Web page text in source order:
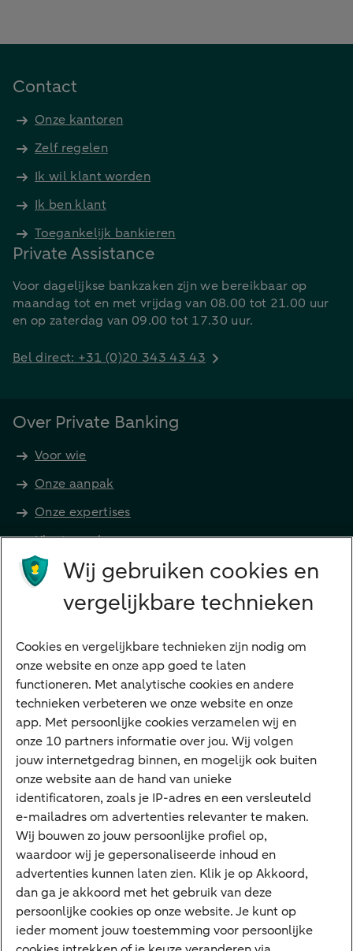
Contact
Onze kantoren
Zelf regelen
Ik wil klant worden
Ik ben klant
Toegankelijk bankieren
Private Assistance
Voor dagelijkse bankzaken zijn we bereikbaar op
maandag tot en met vrijdag van 08.00 tot 21.00 uur
en op zaterdag van 09.00 tot 17.30 uur.
Bel direct: +31 (0)20 343 43 43
Over Private Banking
Voor wie
Onze aanpak
Onze expertises
Klant worden
Producten
Betalen
Sparen
Meest gezocht
Jaaroverzicht
Machtiging
E.dentifier
Deposito
Uw situatie
Maatwerk in beleggen
Vermogensoverdracht
Ondernemen en overdracht
Wij gebruiken cookies en
vergelijkbare technieken
Cookies en vergelijkbare technieken zijn nodig om
onze website en onze app goed te laten
functioneren. Met analytische cookies en andere
technieken verbeteren we onze website en onze
app. Met persoonlijke cookies verzamelen wij en
onze 10 partners informatie over jou. Wij volgen
jouw internetgedrag binnen, en mogelijk ook buiten
onze website aan de hand van unieke
identificatoren, zoals je IP-adres en een versleuteld
e-mailadres om advertenties relevanter te maken.
Wij bouwen zo jouw persoonlijke profiel op,
waardoor wij je gepersonaliseerde inhoud en
advertenties kunnen laten zien. Klik je op Akkoord,
dan ga je akkoord met het gebruik van deze
persoonlijke cookies op onze website. Je kunt op
ieder moment jouw toestemming voor persoonlijke